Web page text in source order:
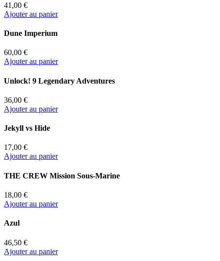
41,00 €
Ajouter au panier
Dune Imperium
60,00 €
Ajouter au panier
Unlock! 9 Legendary Adventures
36,00 €
Ajouter au panier
Jekyll vs Hide
17,00 €
Ajouter au panier
THE CREW Mission Sous-Marine
18,00 €
Ajouter au panier
Azul
46,50 €
Ajouter au panier